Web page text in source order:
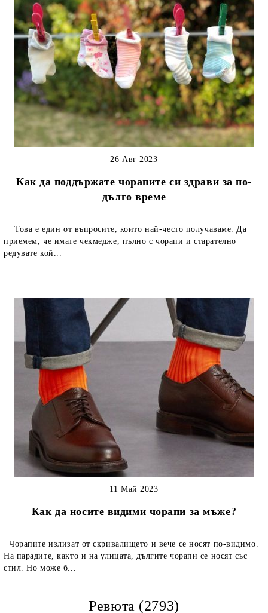
Как да поддържате чорапите си здрави за по-
дълго време
26 Авг 2023
Това е един от въпросите, които най-често получаваме. Да
приемем, че имате чекмедже, пълно с чорапи и старателно
редувате кой...
Как да носите видими чорапи за мъже?
11 Май 2023
Чорапите излизат от скривалището и вече се носят по-видимо.
На парадите, както и на улицата, дългите чорапи се носят със
стил. Но може б...
Ревюта (2793)